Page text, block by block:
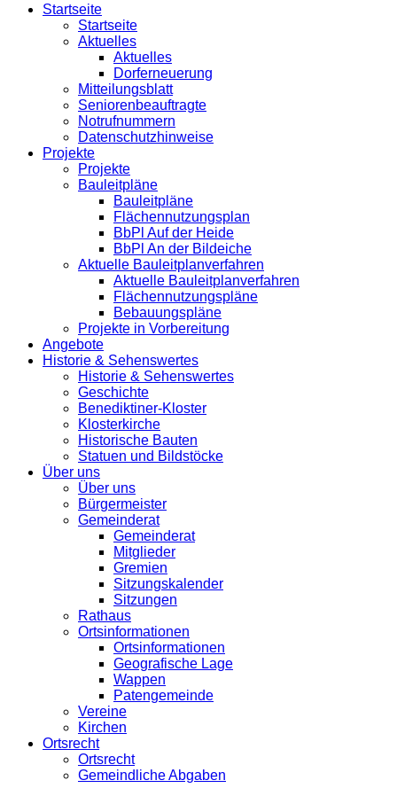
Startseite
Startseite
Aktuelles
Aktuelles
Dorferneuerung
Mitteilungsblatt
Seniorenbeauftragte
Notrufnummern
Datenschutzhinweise
Projekte
Projekte
Bauleitpläne
Bauleitpläne
Flächennutzungsplan
BbPl Auf der Heide
BbPl An der Bildeiche
Aktuelle Bauleitplanverfahren
Aktuelle Bauleitplanverfahren
Flächennutzungspläne
Bebauungspläne
Projekte in Vorbereitung
Angebote
Historie & Sehenswertes
Historie & Sehenswertes
Geschichte
Benediktiner-Kloster
Klosterkirche
Historische Bauten
Statuen und Bildstöcke
Über uns
Über uns
Bürgermeister
Gemeinderat
Gemeinderat
Mitglieder
Gremien
Sitzungskalender
Sitzungen
Rathaus
Ortsinformationen
Ortsinformationen
Geografische Lage
Wappen
Patengemeinde
Vereine
Kirchen
Ortsrecht
Ortsrecht
Gemeindliche Abgaben